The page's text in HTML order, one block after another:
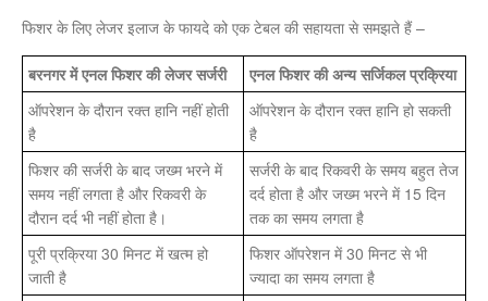
फिशर के लिए लेजर इलाज के फायदे को एक टेबल की सहायता से समझते हैं –
बरनगर में एनल फिशर की लेजर सर्जरी
एनल फिशर की अन्य सर्जिकल प्रक्रिया
ऑपरेशन के दौरान रक्त हानि नहीं होती
है
ऑपरेशन के दौरान रक्त हानि हो सकती
है
फिशर की सर्जरी के बाद जख्म भरने में
समय नहीं लगता है और रिकवरी के
दौरान दर्द भी नहीं होता है।
सर्जरी के बाद रिकवरी के समय बहुत तेज
दर्द होता है और जख्म भरने में 15 दिन
तक का समय लगता है
पूरी प्रक्रिया 30 मिनट में खत्म हो
जाती है
फिशर ऑपरेशन में 30 मिनट से भी
ज्यादा का समय लगता है